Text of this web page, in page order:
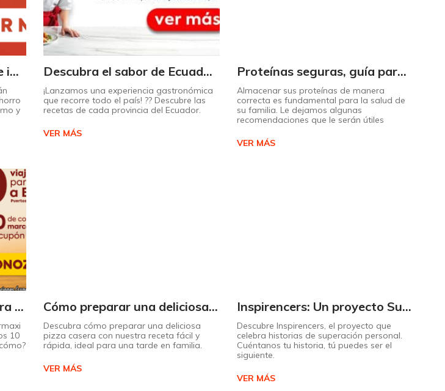
¡Prepárese para un mes de increíbles descuentos en Supermaxi!
y
Descubra el sabor de Ecuador con nuestro mapa interactivo de recetas
¡Lanzamos una experiencia gastronómica
que recorre todo el país! ?? Descubre las
recetas de cada provincia del Ecuador.
VER MÁS
Proteínas seguras, guía para almacenarlas correctamente Copiar
Almacenar sus proteínas de manera
correcta es fundamental para la salud de
su familia. Le dejamos algunas
recomendaciones que le serán útiles
VER MÁS
¡Embárquese en la aventura de su vida con Supermaxi!
10
Cómo preparar una deliciosa pizza casera paso a paso
Descubra cómo preparar una deliciosa
pizza casera con nuestra receta fácil y
rápida, ideal para una tarde en familia.
VER MÁS
Inspirencers: Un proyecto Supermaxi que invita a ser parte del cambio.
Descubre Inspirencers, el proyecto que
celebra historias de superación personal.
Cuéntanos tu historia, tú puedes ser el
siguiente.
VER MÁS